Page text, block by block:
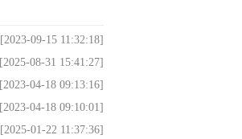
[2023-09-15 11:32:18]
[2025-08-31 15:41:27]
[2023-04-18 09:13:16]
[2023-04-18 09:10:01]
[2025-01-22 11:37:36]